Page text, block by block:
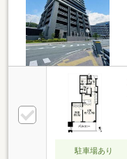
中学校
駐車場あり